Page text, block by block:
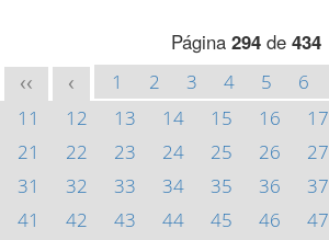
Página 294de 434
<< < 1 2 3 4 5 6
11
12 13 14 15 16 17
21
22 23 24 25 26 27
31
32 33 34 35 36 37
41
42 43 44 45 46 47